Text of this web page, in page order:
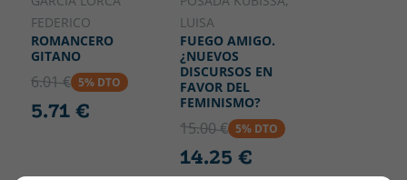
FEDERICO
ROMANCERO
GITANO
6.01 € 5% DTO
5.71 €
LUISA
FUEGO AMIGO.
¿NUEVOS
DISCURSOS EN
FAVOR DEL
FEMINISMO?
15.00 € 5% DTO
14.25 €